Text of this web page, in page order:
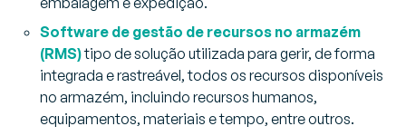
Software de gestão de recursos no armazém
(RMS)tipo de solução utilizada para gerir, de forma
integrada e rastreável, todos os recursos disponíveis
no armazém, incluindo recursos humanos,
equipamentos, materiais e tempo, entre outros.